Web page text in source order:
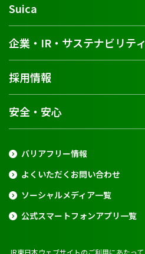
Suica
企業・IR・サステナビリティ
採用情報
安全・安心
バリアフリー情報
よくいただくお問い合わせ
ソーシャルメディア一覧
公式スマートフォンアプリ一覧